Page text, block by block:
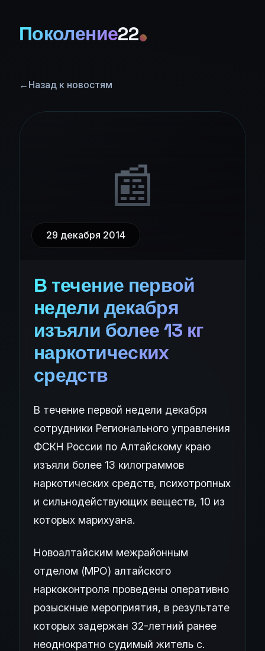
Поколение22
← Назад к новостям
📰
29 декабря 2014
В течение первой
недели декабря
изъяли более 13 кг
наркотических
средств
В течение первой недели декабря
сотрудники Регионального управления
ФСКН России по Алтайскому краю
изъяли более 13 килограммов
наркотических средств, психотропных
и сильнодействующих веществ, 10 из
которых марихуана.
Новоалтайским межрайонным
отделом (МРО) алтайского
наркоконтроля проведены оперативно
розыскные мероприятия, в результате
которых задержан 32-летний ранее
неоднократно судимый житель с.